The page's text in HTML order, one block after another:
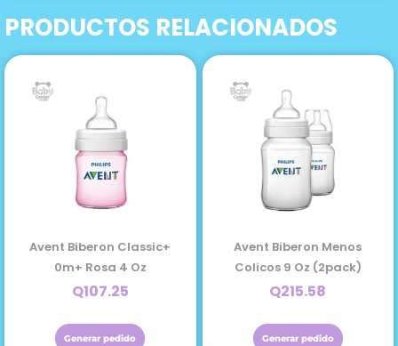
Color
2m+
PRODUCTOS RELACIONADOS
Avent Biberon Classic+
0m+ Rosa 4 Oz
Q107.25
Generar pedido
Avent Biberon Menos
Colicos 9 Oz (2pack)
Q215.58
Generar pedido